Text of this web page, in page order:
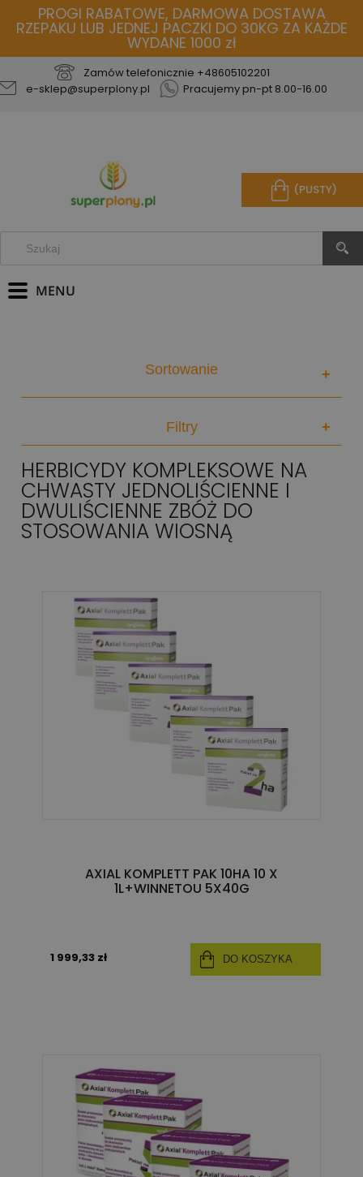
PROGI RABATOWE, DARMOWA DOSTAWA
RZEPAKU LUB JEDNEJ PACZKI DO 30KG ZA KAŻDE
WYDANE 1000 zł
Zamów telefonicznie +48605102201
e-sklep@superplony.pl
Pracujemy pn-pt 8.00-16.00
(PUSTY)
Sortowanie +
Filtry +
HERBICYDY KOMPLEKSOWE NA
CHWASTY JEDNOLIŚCIENNE I
DWULIŚCIENNE ZBÓŻ DO
STOSOWANIA WIOSNĄ
AXIAL KOMPLETT PAK 10HA 10 X
1L+WINNETOU 5X40G
1 999,33 zł DO KOSZYKA